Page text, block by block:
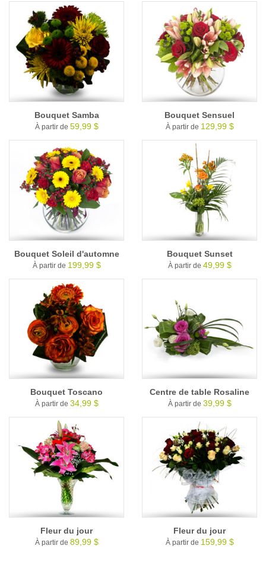
Bouquet Samba
À partir de 59,99 $
Bouquet Sensuel
À partir de 129,99 $
Bouquet Soleil d'automne
À partir de 199,99 $
Bouquet Sunset
À partir de 49,99 $
Bouquet Toscano
À partir de 34,99 $
Centre de table Rosaline
À partir de 39,99 $
Fleur du jour
À partir de 89,99 $
Fleur du jour
À partir de 159,99 $